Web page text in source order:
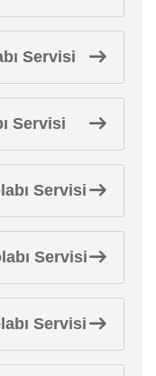
Servisi
Servisi
Servisi
Servisi
Servisi